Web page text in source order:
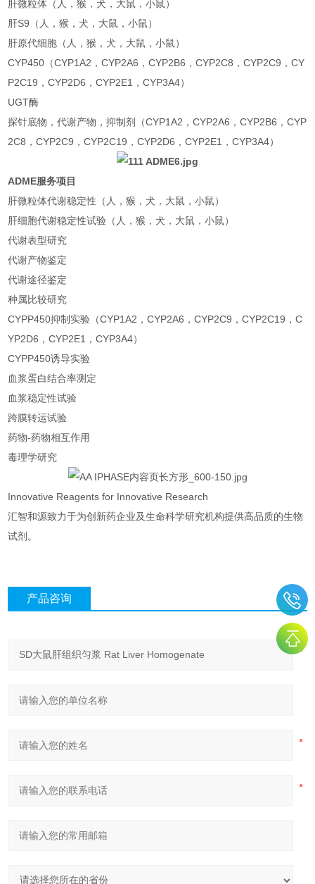
肝微粒体（人，猴，犬，大鼠，小鼠）
肝S9（人，猴，犬，大鼠，小鼠）
肝原代细胞（人，猴，犬，大鼠，小鼠）
CYP450（CYP1A2，CYP2A6，CYP2B6，CYP2C8，CYP2C9，CY
P2C19，CYP2D6，CYP2E1，CYP3A4）
UGT酶
探针底物，代谢产物，抑制剂（CYP1A2，CYP2A6，CYP2B6，CYP
2C8，CYP2C9，CYP2C19，CYP2D6，CYP2E1，CYP3A4）
ADME服务项目
肝微粒体代谢稳定性（人，猴，犬，大鼠，小鼠）
肝细胞代谢稳定性试验（人，猴，犬，大鼠，小鼠）
代谢表型研究
代谢产物鉴定
代谢途径鉴定
种属比较研究
CYPP450抑制实验（CYP1A2，CYP2A6，CYP2C9，CYP2C19，C
YP2D6，CYP2E1，CYP3A4）
CYPP450诱导实验
血浆蛋白结合率测定
血浆稳定性试验
跨膜转运试验
药物-药物相互作用
毒理学研究
Innovative Reagents for Innovative Research
汇智和源致力于为创新药企业及生命科学研究机构提供高品质的生物
试剂。
产品咨询